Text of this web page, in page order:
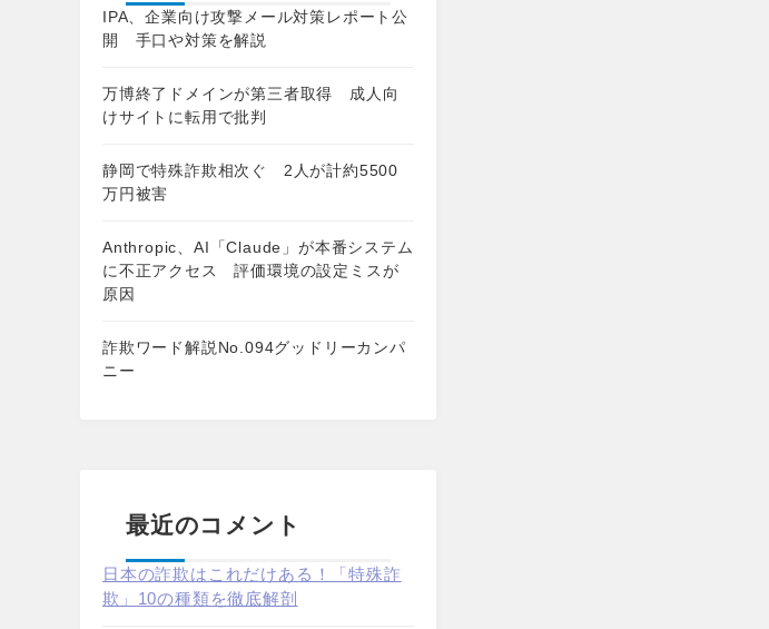
IPA、企業向け攻撃メール対策レポート公
開 手口や対策を解説
万博終了ドメインが第三者取得 成人向
けサイトに転用で批判
静岡で特殊詐欺相次ぐ 2人が計約5500
万円被害
Anthropic、AI「Claude」が本番システム
に不正アクセス 評価環境の設定ミスが
原因
詐欺ワード解説No.094グッドリーカンパ
ニー
最近のコメント
日本の詐欺はこれだけある！「特殊詐
欺」10の種類を徹底解剖